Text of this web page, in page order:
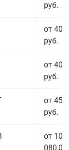
руб.
от 40
руб.
от 40
руб.
от 45
руб.
от 103
080,00